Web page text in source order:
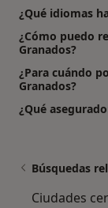
¿Qué idiomas
¿Cómo puedo
Granados?
¿Para cuándo
Granados?
¿Qué
Búsquedas
Ciudades